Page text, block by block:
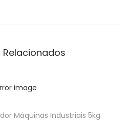
Relacionados
Máquinas Industriais 5kg